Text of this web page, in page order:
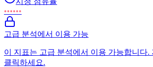
••••••
고급 분석에서 이용 가능
이 지표는 고급 분석에서 이용 가능합니다.
클릭하세요.